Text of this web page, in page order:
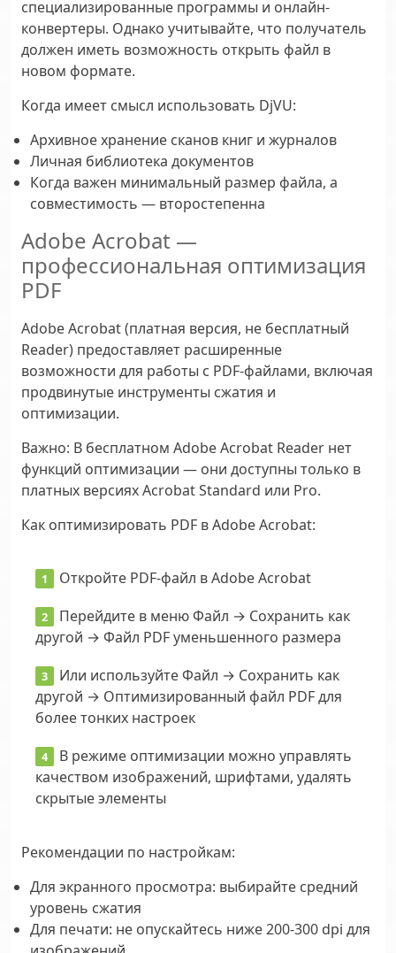
специализированные программы и онлайн-
конвертеры. Однако учитывайте, что получатель
должен иметь возможность открыть файл в
новом формате.
Когда имеет смысл использовать DjVU:
Архивное хранение сканов книг и журналов
Личная библиотека документов
Когда важен минимальный размер файла, а
совместимость — второстепенна
Adobe Acrobat —
профессиональная оптимизация
PDF
Adobe Acrobat (платная версия, не бесплатный
Reader) предоставляет расширенные
возможности для работы с PDF-файлами, включая
продвинутые инструменты сжатия и
оптимизации.
Важно: В бесплатном Adobe Acrobat Reader нет
функций оптимизации — они доступны только в
платных версиях Acrobat Standard или Pro.
Как оптимизировать PDF в Adobe Acrobat:
Откройте PDF-файл в Adobe Acrobat
Перейдите в меню Файл → Сохранить как
другой → Файл PDF уменьшенного размера
Или используйте Файл → Сохранить как
другой → Оптимизированный файл PDF для
более тонких настроек
В режиме оптимизации можно управлять
качеством изображений, шрифтами, удалять
скрытые элементы
Рекомендации по настройкам:
Для экранного просмотра: выбирайте средний
уровень сжатия
Для печати: не опускайтесь ниже 200-300 dpi для